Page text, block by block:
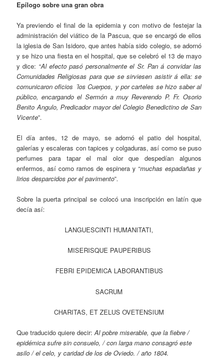
Epílogo sobre una gran obra
Ya previendo el final de la epidemia y con motivo de festejar la
administración del viático de la Pascua, que se encargó de ellos
la iglesia de San Isidoro, que antes había sido colegio, se adornó
y se hizo una fiesta en el hospital, que se celebró el 13 de mayo
y dice: “Al efecto pasó personalmente el Sr. Pan á convidar las
Comunidades Religiosas para que se sirviesen asistir á ella: se
comunicaron oficios ´los Cuerpos, y por carteles se hizo saber al
público, encargando el Sermón a muy Reverendo P. Fr. Osorio
Benito Angulo, Predicador mayor del Colegio Benedictino de San
Vicente”.
El día antes, 12 de mayo, se adornó el patio del hospital,
galerías y escaleras con tapices y colgaduras, así como se puso
perfumes para tapar el mal olor que despedían algunos
enfermos, así como ramos de espinera y “muchas espadañas y
lirios desparcidos por el pavimento”.
Sobre la puerta principal se colocó una inscripción en latín que
decía así:
LANGUESCINTI HUMANITATI,
MISERISQUE PAUPERIBUS
FEBRI EPIDEMICA LABORANTIBUS
SACRUM
CHARITAS, ET ZELUS OVETENSIUM
Que traducido quiere decir:Al pobre miserable, que la fiebre /
epidémica sufre sin consuelo, / con larga mano consagró este
asilo / el celo, y caridad de los de Oviedo. / año 1804.